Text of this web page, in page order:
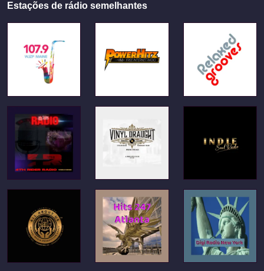
Estações de rádio semelhantes